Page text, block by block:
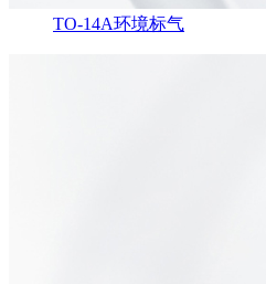
TO-14A环境标气